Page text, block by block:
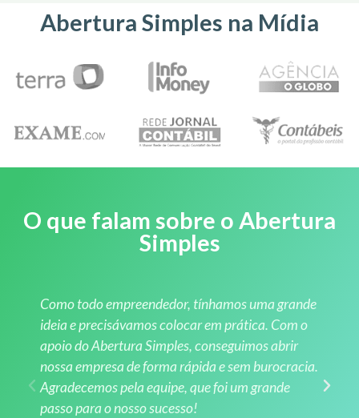
Abertura Simples na Mídia
O que falam sobre o Abertura
Simples
Como todo empreendedor, tínhamos uma grande
ideia e precisávamos colocar em prática. Com o
apoio do Abertura Simples, conseguimos abrir
nossa empresa de forma rápida e sem burocracia.
Agradecemos pela equipe, que foi um grande
passo para o nosso sucesso!